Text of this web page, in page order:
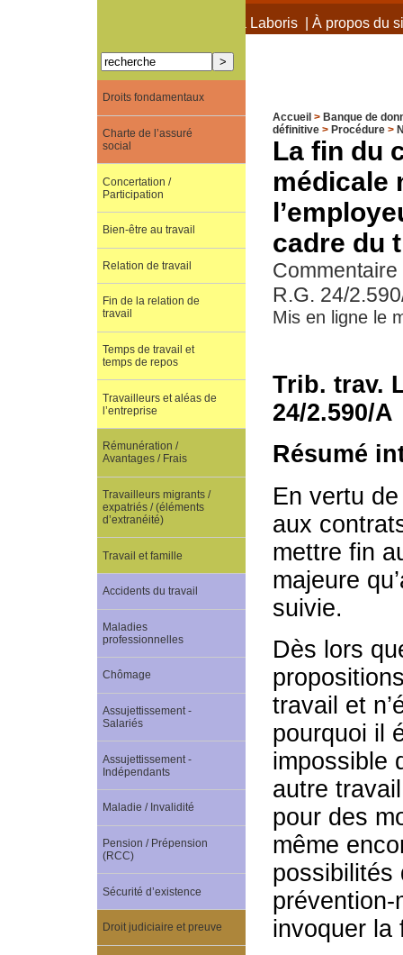
À propos de Terra Laboris| À propos du
Accueil > Banque de
définitive> Procédure>
La fin du
médicale
cadre du
R.G. 24/
Mis en ligne le
Trib. trav.
24/2.590/A
Résumé
En vertu
aux
mettre fin
majeure
suivie.
Dès lors
travail et
pourquoi il
impossible
autre
pour des
même
possibilités
invoquer la
Droits fondamentaux
Charte de l’assuré
social
Concertation /
Participation
Bien-être au travail
Relation de travail
Fin de la relation de
travail
Temps de travail et
temps de repos
Travailleurs et aléas de
l’entreprise
Rémunération /
Avantages / Frais
Travailleurs migrants /
expatriés / (éléments
d’extranéité)
Travail et famille
Accidents du travail
Maladies
professionnelles
Chômage
Assujettissement -
Salariés
Assujettissement -
Indépendants
Maladie / Invalidité
Pension / Prépension
(RCC)
Sécurité d’existence
Droit judiciaire et preuve